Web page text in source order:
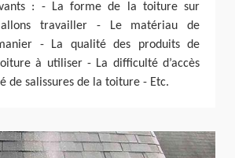
: - La forme de la toiture sur
allons travailler - Le matériau de
- La qualité des produits de
à utiliser - La difficulté d’accès
de salissures de la toiture - Etc.